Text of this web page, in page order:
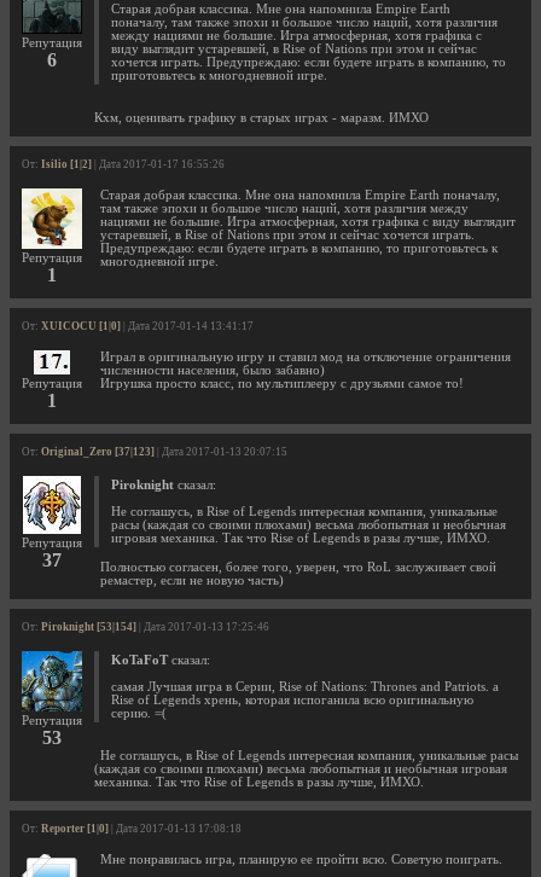
Репутация
6
Старая добрая классика. Мне она напомнила Empire Earth
поначалу, там также эпохи и большое число наций, хотя различия
между нациями не большие. Игра атмосферная, хотя графика с
виду выглядит устаревшей, в Rise of Nations при этом и сейчас
хочется играть. Предупреждаю: если будете играть в компанию, то
приготовьтесь к многодневной игре.
Кхм, оценивать графику в старых играх - маразм. ИМХО
От: Isilio [1|2] | Дата 2017-01-17 16:55:26
Репутация
1
Старая добрая классика. Мне она напомнила Empire Earth поначалу,
там также эпохи и большое число наций, хотя различия между
нациями не большие. Игра атмосферная, хотя графика с виду выглядит
устаревшей, в Rise of Nations при этом и сейчас хочется играть.
Предупреждаю: если будете играть в компанию, то приготовьтесь к
многодневной игре.
От: XUICOCU [1|0] | Дата 2017-01-14 13:41:17
Репутация
1
Играл в оригинальную игру и ставил мод на отключение ограничения
численности населения, было забавно)
Игрушка просто класс, по мультиплееру с друзьями самое то!
От: Original_Zero [37|123] | Дата 2017-01-13 20:07:15
Репутация
37
Piroknight сказал:
Не соглашусь, в Rise of Legends интересная компания, уникальные
расы (каждая со своими плюхами) весьма любопытная и необычная
игровая механика. Так что Rise of Legends в разы лучше, ИМХО.
Полностью согласен, более того, уверен, что RoL заслуживает свой
ремастер, если не новую часть)
От: Piroknight [53|154] | Дата 2017-01-13 17:25:46
Репутация
53
KoTaFoTсказал:
самая Лучшая игра в Серии, Rise of Nations: Thrones and Patriots. а
Rise of Legends хрень, которая испоганила всю оригинальную
серию. =(
Не соглашусь, в Rise of Legends интересная компания, уникальные расы
(каждая со своими плюхами) весьма любопытная и необычная игровая
механика. Так что Rise of Legends в разы лучше, ИМХО.
От: Reporter [1|0] | Дата 2017-01-13 17:08:18
Мне понравилась игра, планирую ее пройти всю. Советую поиграть.